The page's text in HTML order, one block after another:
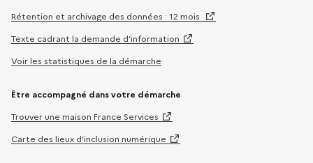
Rétention et archivage des données : 12 mois
Texte cadrant la demande d’information
Voir les statistiques de la démarche
Être accompagné dans votre démarche
Trouver une maison France Services
Carte des lieux d’inclusion numérique